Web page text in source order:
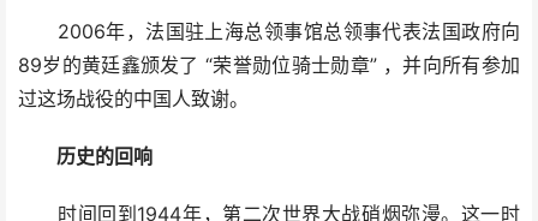
2006年，法国驻上海总领事馆总领事代表法国政府向
89岁的黄廷鑫颁发了 “荣誉勋位骑士勋章” ，并向所有参加
过这场战役的中国人致谢。
历史的回响
时间回到1944年，第二次世界大战硝烟弥漫。这一时